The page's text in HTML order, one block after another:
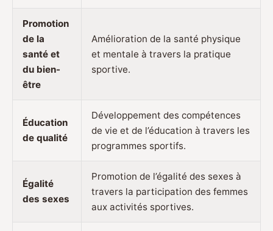
Promotion
de la
santé et
du bien-
être
Amélioration de la santé physique
et mentale à travers la pratique
sportive.
Éducation
de qualité
Développement des compétences
de vie et de l’éducation à travers les
programmes sportifs.
Égalité
des sexes
Promotion de l’égalité des sexes à
travers la participation des femmes
aux activités sportives.